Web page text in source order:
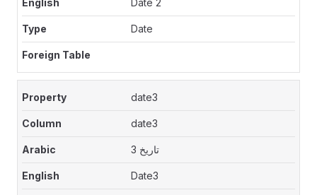
Date 2
Date
date3
date3
تاريخ 3
Date3